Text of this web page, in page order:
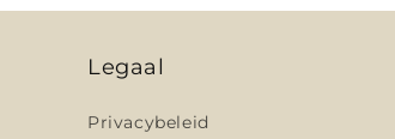
Legaal
Privacybeleid